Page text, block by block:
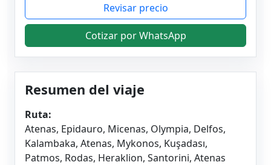
Resumen del viaje
Ruta:
Atenas, Epidauro, Micenas, Olympia, Delfos,
Kalambaka, Atenas, Mykonos, Kuşadası,
Patmos, Rodas, Heraklion, Santorini, Atenas
Revisar precio
Cotizar por WhatsApp